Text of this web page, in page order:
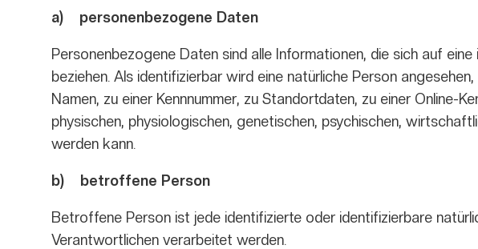
a) personenbezogene Daten
Personenbezogene Daten sind alle Informationen, die sich auf
beziehen. Als identifizierbar wird eine natürliche Person
Namen, zu einer Kennnummer, zu Standortdaten, zu einer Online-
physischen, physiologischen, genetischen, psychischen,
werden kann.
b) betroffene Person
Betroffene Person ist jede identifizierte oder identifizierbare
Verantwortlichen verarbeitet werden.